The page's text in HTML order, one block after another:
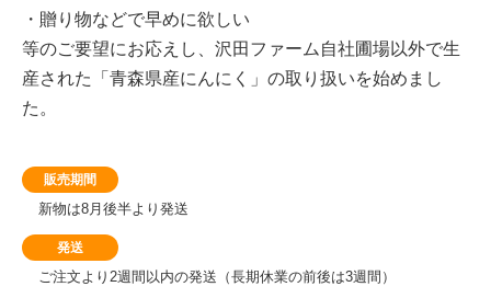
・贈り物などで早めに欲しい
等のご要望にお応えし、沢田ファーム自社圃場以外で生
産された「青森県産にんにく」の取り扱いを始めまし
た。
販売期間
新物は8月後半より発送
発送
ご注文より2週間以内の発送（長期休業の前後は3週間）